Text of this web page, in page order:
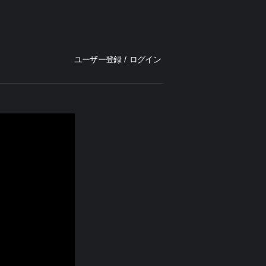
ユーザー登録 / ログイン